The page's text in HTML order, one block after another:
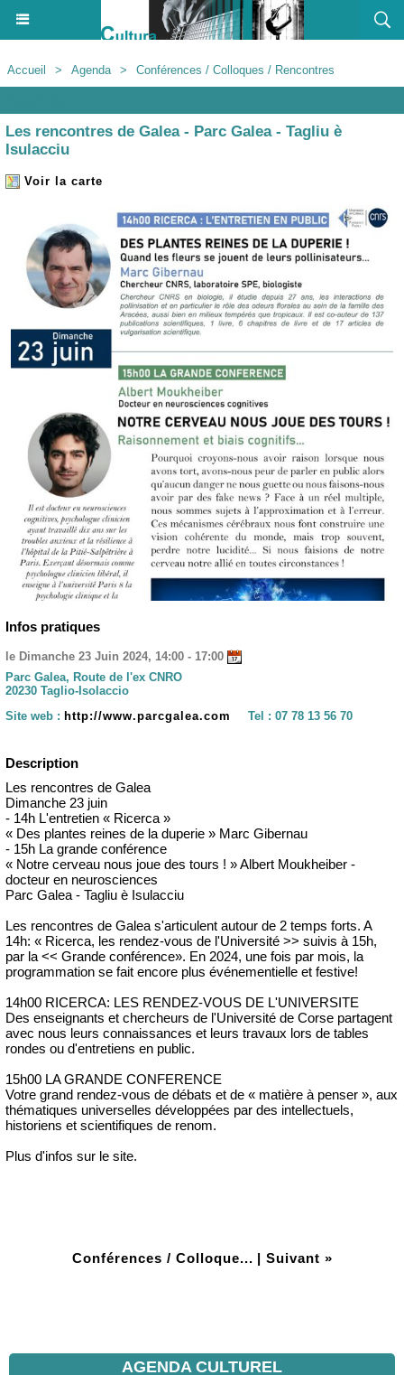
Accueil > Agenda > Conférences / Colloques / Rencontres
Les rencontres de Galea - Parc Galea - Tagliu è
Isulacciu
Voir la carte
Infos pratiques
le Dimanche 23 Juin 2024, 14:00 - 17:00
Parc Galea, Route de l'ex CNRO
20230 Taglio-Isolaccio
Site web : http://www.parcgalea.com Tel : 07 78 13 56 70
Description
Les rencontres de Galea
Dimanche 23 juin
- 14h L'entretien « Ricerca »
« Des plantes reines de la duperie » Marc Gibernau
- 15h La grande conférence
« Notre cerveau nous joue des tours ! » Albert Moukheiber -
docteur en neurosciences
Parc Galea - Tagliu è Isulacciu
Les rencontres de Galea s'articulent autour de 2 temps forts. A
14h: « Ricerca, les rendez-vous de l'Université >> suivis à 15h,
par la << Grande conférence». En 2024, une fois par mois, la
programmation se fait encore plus événementielle et festive!
14h00 RICERCA: LES RENDEZ-VOUS DE L'UNIVERSITE
Des enseignants et chercheurs de l'Université de Corse partagent
avec nous leurs connaissances et leurs travaux lors de tables
rondes ou d'entretiens en public.
15h00 LA GRANDE CONFERENCE
Votre grand rendez-vous de débats et de « matière à penser », aux
thématiques universelles développées par des intellectuels,
historiens et scientifiques de renom.
Plus d'infos sur le site.
Conférences / Colloque... | Suivant »
AGENDA CULTUREL